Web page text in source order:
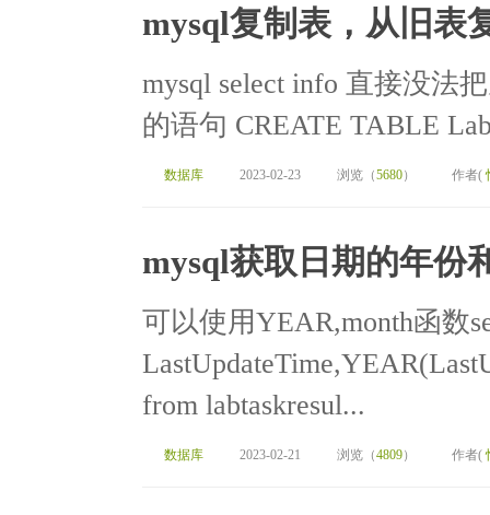
mysql复制表，从旧表
mysql select info 直接没法
的语句 CREATE TABLE
数据库 2023-02-23 浏览（5680） 作者(
mysql获取日期的年份
可以使用YEAR,month函数
from labtaskresul...
数据库 2023-02-21 浏览（4809） 作者(